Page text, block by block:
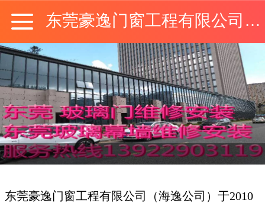
东莞豪逸门窗工程有限公司广州深圳分公司
东莞豪逸门窗工程有限公司（海逸公司）于2010